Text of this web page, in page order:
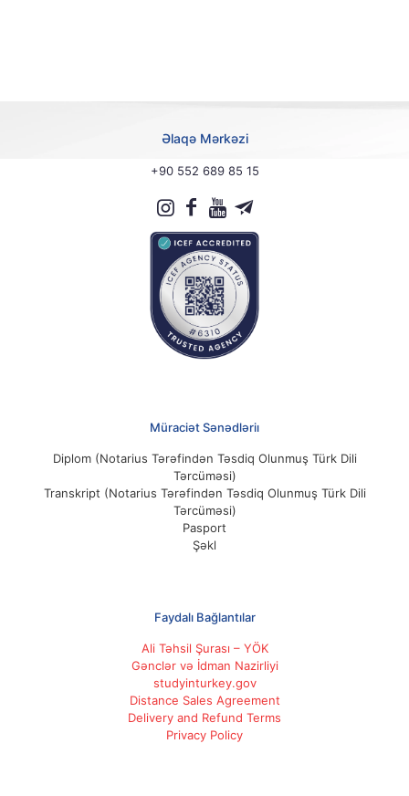
Əlaqə Mərkəzi
+90 552 689 85 15
Müraciət Sənədləriı
Diplom (Notarius Tərəfindən Təsdiq Olunmuş Türk Dili
Tərcüməsi)
Transkript (Notarius Tərəfindən Təsdiq Olunmuş Türk Dili
Tərcüməsi)
Pasport
Şəkl
Faydalı Bağlantılar
Ali Təhsil Şurası – YÖK
Gənclər və İdman Nazirliyi
studyinturkey.gov
Distance Sales Agreement
Delivery and Refund Terms
Privacy Policy